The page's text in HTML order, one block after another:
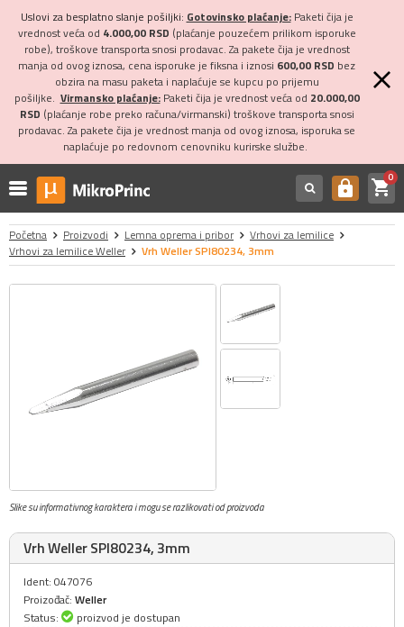
Uslovi za besplatno slanje pošiljki: Gotovinsko plaćanje:Paketi čija je
vrednost veća od 4.000,00 RSD (plaćanje pouzećem prilikom isporuke
robe), troškove transporta snosi prodavac. Za pakete čija je vrednost
manja od ovog iznosa, cena isporuke je fiksna i iznosi 600,00 RSD bez
obzira na masu paketa i naplaćuje se kupcu po prijemu
pošiljke. Virmansko plaćanje:Paketi čija je vrednost veća od 20.000,00
RSD (plaćanje robe preko računa/virmanski) troškove transporta snosi
prodavac. Za pakete čija je vrednost manja od ovog iznosa, isporuka se
naplaćuje po redovnom cenovniku kurirske službe.
https shopping_cart0
Početna Proizvodi Lemna oprema i pribor
Vrhovi za lemilice
Vrhovi za lemilice Weller
Vrh Weller SPI80234, 3mm
Slike su informativnog karaktera i mogu se razlikovati od proizvoda
Vrh Weller SPI80234, 3mm
Ident: 047076
Proizođač: Weller
Status:
proizvod je dostupan